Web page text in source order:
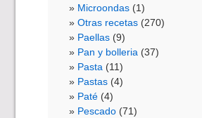
Microondas (1)
Otras recetas (270)
Paellas (9)
Pan y bolleria (37)
Pasta (11)
Pastas (4)
Paté (4)
Pescado (71)